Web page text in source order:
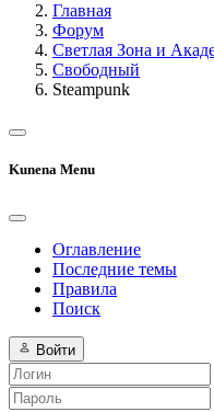
Главная
Форум
Светлая Зона и
Свободный
Steampunk
Kunena Menu
Оглавление
Последние темы
Правила
Поиск
Войти